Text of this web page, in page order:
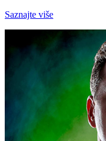
Saznajte više